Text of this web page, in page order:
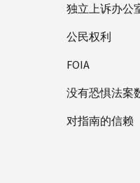
独立上诉办公
公民权利
FOIA
没有恐惧法案
对指南的信赖